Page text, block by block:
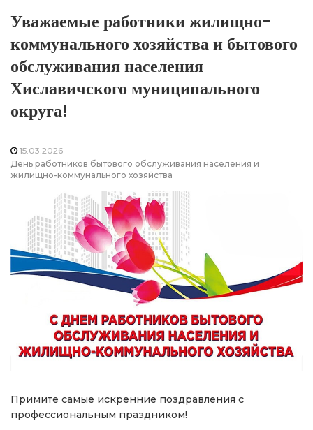
Уважаемые работники жилищно-
коммунального хозяйства и бытового
обслуживания населения
Хиславичского муниципального
округа!
15.03.2026
День работников бытового обслуживания населения и
жилищно-коммунального хозяйства
Примите самые искренние поздравления с
профессиональным праздником!